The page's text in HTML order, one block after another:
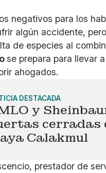
Copiar enlace
negativos para los
algún accidente,
de especies al
se prepara para llevar
ahogados.
DESTACADA
y
cerradas
Calakmul
prestador de